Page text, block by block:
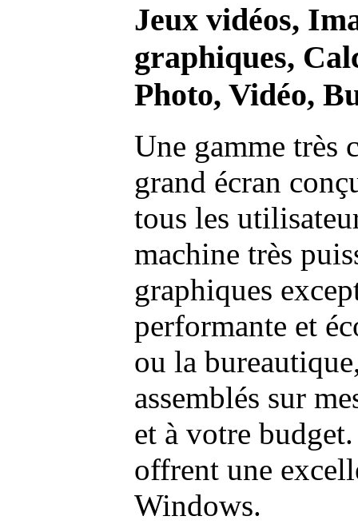
Jeux vidéos,
graphiques,
Photo, Vidéo,
Une gamme très
grand écran
tous les
machine très
graphiques
performante et
ou la
assemblés sur
et à votre
offrent une
Windows.